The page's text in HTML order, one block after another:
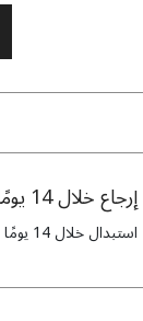
إرجاع خلال 14 يومًا
استبدال خلال 14 يومًا للمنتجات المعيبة